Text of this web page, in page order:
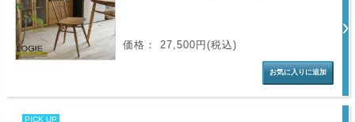
価格： 27,500円(税込)
PICK UP